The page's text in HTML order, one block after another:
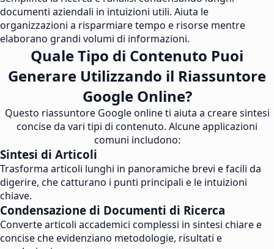
documenti aziendali in intuizioni utili. Aiuta le
organizzazioni a risparmiare tempo e risorse mentre
elaborano grandi volumi di informazioni.
Quale Tipo di Contenuto Puoi
Generare Utilizzando il Riassuntore
Google Online?
Questo riassuntore Google online ti aiuta a creare sintesi
concise da vari tipi di contenuto. Alcune applicazioni
comuni includono:
Sintesi di Articoli
Trasforma articoli lunghi in panoramiche brevi e facili da
digerire, che catturano i punti principali e le intuizioni
chiave.
Condensazione di Documenti di Ricerca
Converte articoli accademici complessi in sintesi chiare e
concise che evidenziano metodologie, risultati e